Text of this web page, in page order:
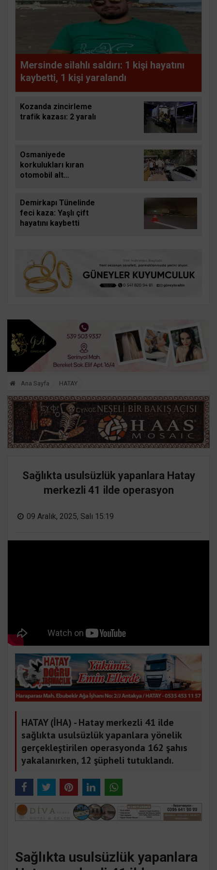
Mersinde silahlı saldırı: 1 kişi hayatını
kaybetti, 1 kişi yaralandı
Kozanda zincirleme
trafik kazası: 2 yaralı
Osmaniyede
korkulukları kıran
otomobil alt
Demirkapı Tünelinde
feci kaza: Yaşlı çift
hayatını kaybetti
Ana Sayfa HATAY
Sağlıkta usulsüzlük yapanlara Hatay
merkezli 41 ilde operasyon
09 Aralık, 2025, Salı 15:19
HATAY (İHA) - Hatay merkezli 41 ilde
sağlıkta usulsüzlük yapanlara yönelik
gerçekleştirilen operasyonda 162 şahıs
yakalanırken, 12 şüpheli tutuklandı.
Sağlıkta usulsüzlük yapanlara